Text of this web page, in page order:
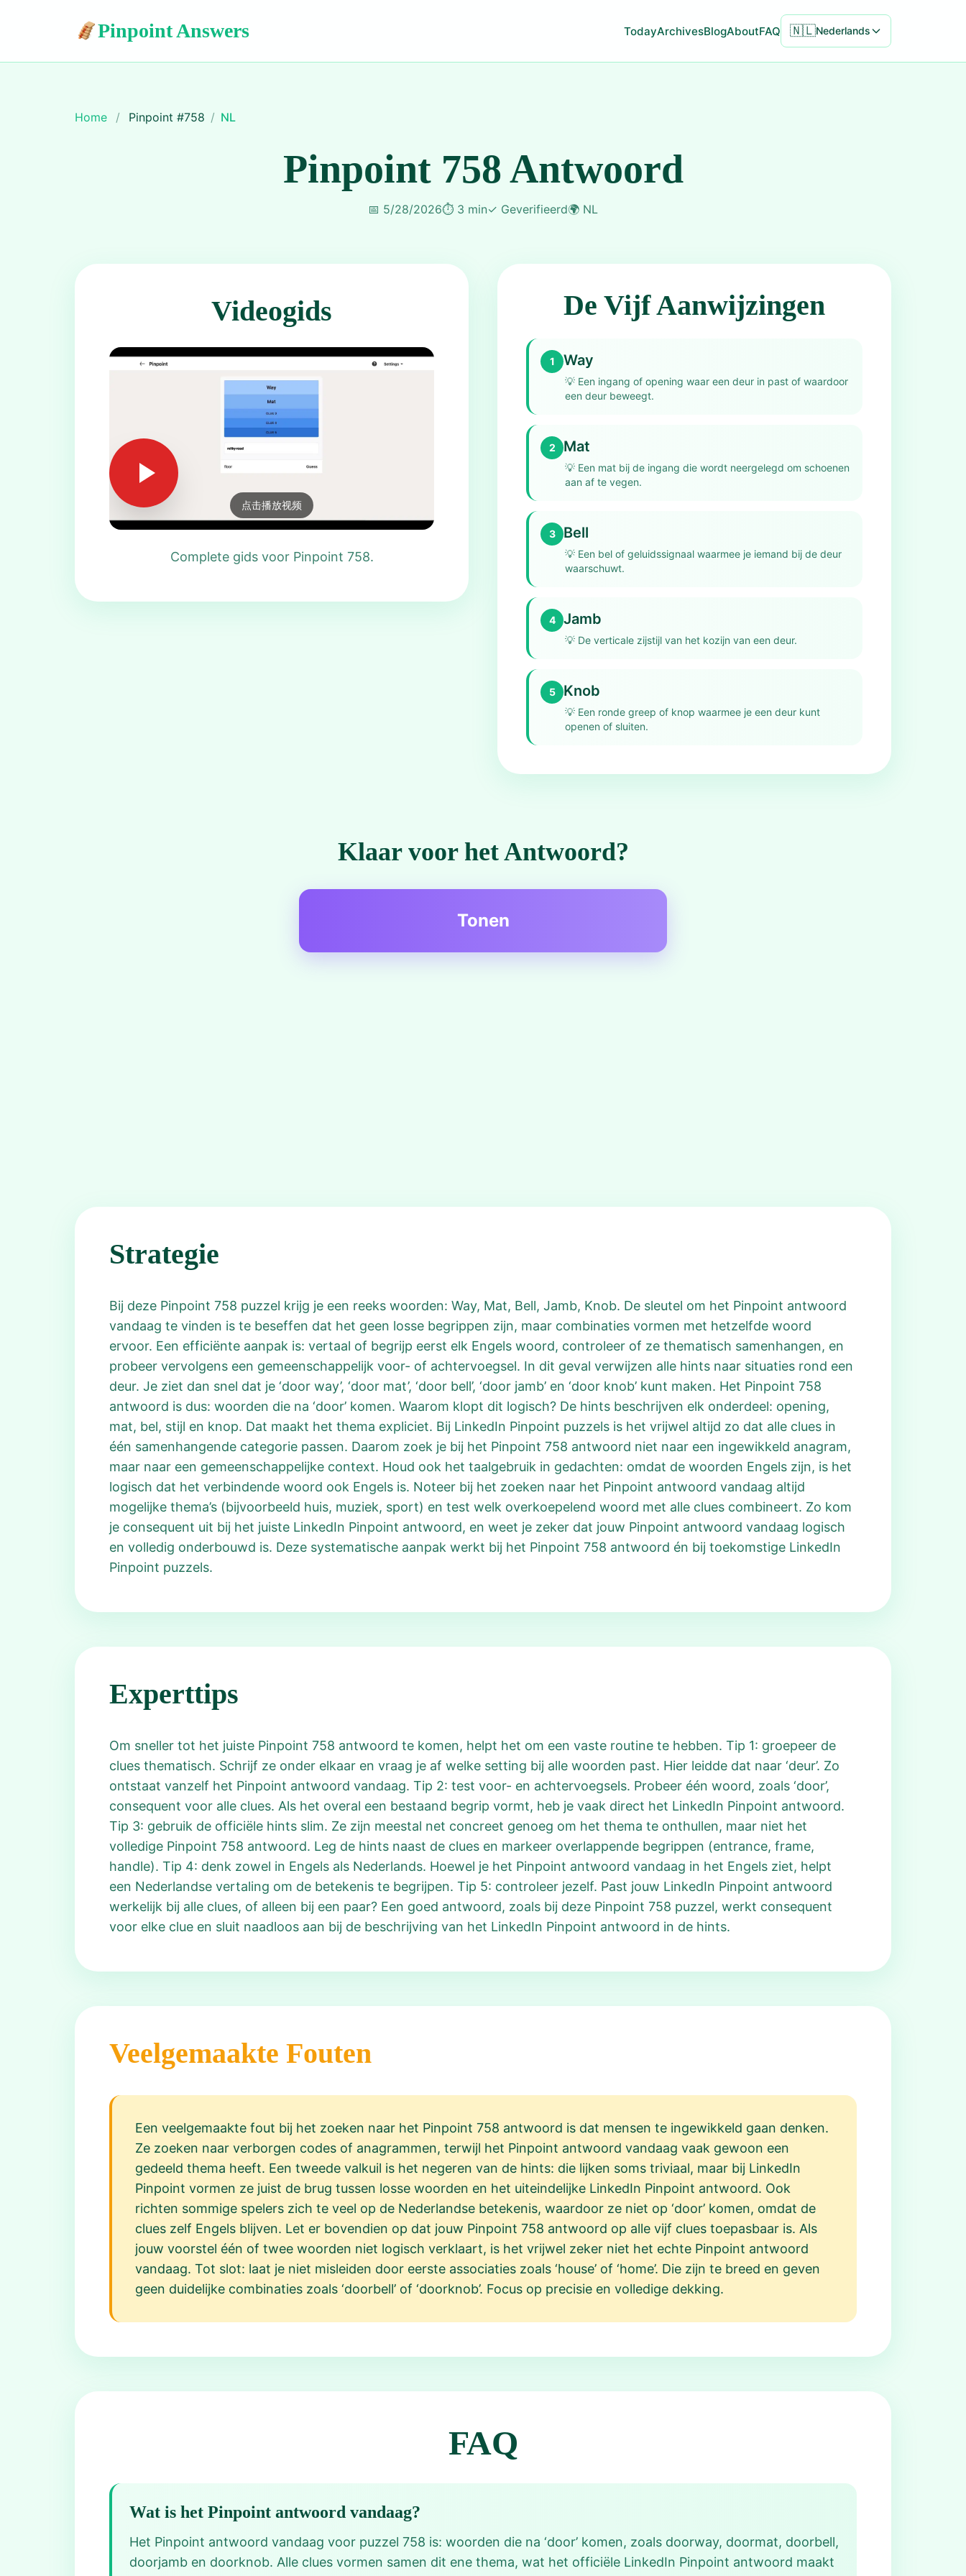
Pinpoint Answers TodayArchivesBlogAboutFAQ 🇳🇱Nederlands
Home / Pinpoint #758 / NL
Pinpoint 758 Antwoord
📅 5/28/2026⏱️ 3 min✓ Geverifieerd🌍 NL
Videogids
点击播放视频
Complete gids voor Pinpoint 758.
De Vijf Aanwijzingen
1 Way
💡 Een ingang of opening waar een deur in past of waardoor
een deur beweegt.
2 Mat
💡 Een mat bij de ingang die wordt neergelegd om schoenen
aan af te vegen.
3 Bell
💡 Een bel of geluidssignaal waarmee je iemand bij de deur
waarschuwt.
4 Jamb
💡 De verticale zijstijl van het kozijn van een deur.
5 Knob
💡 Een ronde greep of knop waarmee je een deur kunt
openen of sluiten.
Klaar voor het Antwoord?
Tonen
Strategie
Bij deze Pinpoint 758 puzzel krijg je een reeks woorden: Way, Mat, Bell, Jamb, Knob. De sleutel om het Pinpoint antwoord
vandaag te vinden is te beseffen dat het geen losse begrippen zijn, maar combinaties vormen met hetzelfde woord
ervoor. Een efficiënte aanpak is: vertaal of begrijp eerst elk Engels woord, controleer of ze thematisch samenhangen, en
probeer vervolgens een gemeenschappelijk voor- of achtervoegsel. In dit geval verwijzen alle hints naar situaties rond een
deur. Je ziet dan snel dat je ‘door way’, ‘door mat’, ‘door bell’, ‘door jamb’ en ‘door knob’ kunt maken. Het Pinpoint 758
antwoord is dus: woorden die na ‘door’ komen. Waarom klopt dit logisch? De hints beschrijven elk onderdeel: opening,
mat, bel, stijl en knop. Dat maakt het thema expliciet. Bij LinkedIn Pinpoint puzzels is het vrijwel altijd zo dat alle clues in
één samenhangende categorie passen. Daarom zoek je bij het Pinpoint 758 antwoord niet naar een ingewikkeld anagram,
maar naar een gemeenschappelijke context. Houd ook het taalgebruik in gedachten: omdat de woorden Engels zijn, is het
logisch dat het verbindende woord ook Engels is. Noteer bij het zoeken naar het Pinpoint antwoord vandaag altijd
mogelijke thema’s (bijvoorbeeld huis, muziek, sport) en test welk overkoepelend woord met alle clues combineert. Zo kom
je consequent uit bij het juiste LinkedIn Pinpoint antwoord, en weet je zeker dat jouw Pinpoint antwoord vandaag logisch
en volledig onderbouwd is. Deze systematische aanpak werkt bij het Pinpoint 758 antwoord én bij toekomstige LinkedIn
Pinpoint puzzels.
Experttips
Om sneller tot het juiste Pinpoint 758 antwoord te komen, helpt het om een vaste routine te hebben. Tip 1: groepeer de
clues thematisch. Schrijf ze onder elkaar en vraag je af welke setting bij alle woorden past. Hier leidde dat naar ‘deur’. Zo
ontstaat vanzelf het Pinpoint antwoord vandaag. Tip 2: test voor- en achtervoegsels. Probeer één woord, zoals ‘door’,
consequent voor alle clues. Als het overal een bestaand begrip vormt, heb je vaak direct het LinkedIn Pinpoint antwoord.
Tip 3: gebruik de officiële hints slim. Ze zijn meestal net concreet genoeg om het thema te onthullen, maar niet het
volledige Pinpoint 758 antwoord. Leg de hints naast de clues en markeer overlappende begrippen (entrance, frame,
handle). Tip 4: denk zowel in Engels als Nederlands. Hoewel je het Pinpoint antwoord vandaag in het Engels ziet, helpt
een Nederlandse vertaling om de betekenis te begrijpen. Tip 5: controleer jezelf. Past jouw LinkedIn Pinpoint antwoord
werkelijk bij alle clues, of alleen bij een paar? Een goed antwoord, zoals bij deze Pinpoint 758 puzzel, werkt consequent
voor elke clue en sluit naadloos aan bij de beschrijving van het LinkedIn Pinpoint antwoord in de hints.
Veelgemaakte Fouten
Een veelgemaakte fout bij het zoeken naar het Pinpoint 758 antwoord is dat mensen te ingewikkeld gaan denken.
Ze zoeken naar verborgen codes of anagrammen, terwijl het Pinpoint antwoord vandaag vaak gewoon een
gedeeld thema heeft. Een tweede valkuil is het negeren van de hints: die lijken soms triviaal, maar bij LinkedIn
Pinpoint vormen ze juist de brug tussen losse woorden en het uiteindelijke LinkedIn Pinpoint antwoord. Ook
richten sommige spelers zich te veel op de Nederlandse betekenis, waardoor ze niet op ‘door’ komen, omdat de
clues zelf Engels blijven. Let er bovendien op dat jouw Pinpoint 758 antwoord op alle vijf clues toepasbaar is. Als
jouw voorstel één of twee woorden niet logisch verklaart, is het vrijwel zeker niet het echte Pinpoint antwoord
vandaag. Tot slot: laat je niet misleiden door eerste associaties zoals ‘house’ of ‘home’. Die zijn te breed en geven
geen duidelijke combinaties zoals ‘doorbell’ of ‘doorknob’. Focus op precisie en volledige dekking.
FAQ
Wat is het Pinpoint antwoord vandaag?
Het Pinpoint antwoord vandaag voor puzzel 758 is: woorden die na ‘door’ komen, zoals doorway, doormat, doorbell,
doorjamb en doorknob. Alle clues vormen samen dit ene thema, wat het officiële LinkedIn Pinpoint antwoord maakt